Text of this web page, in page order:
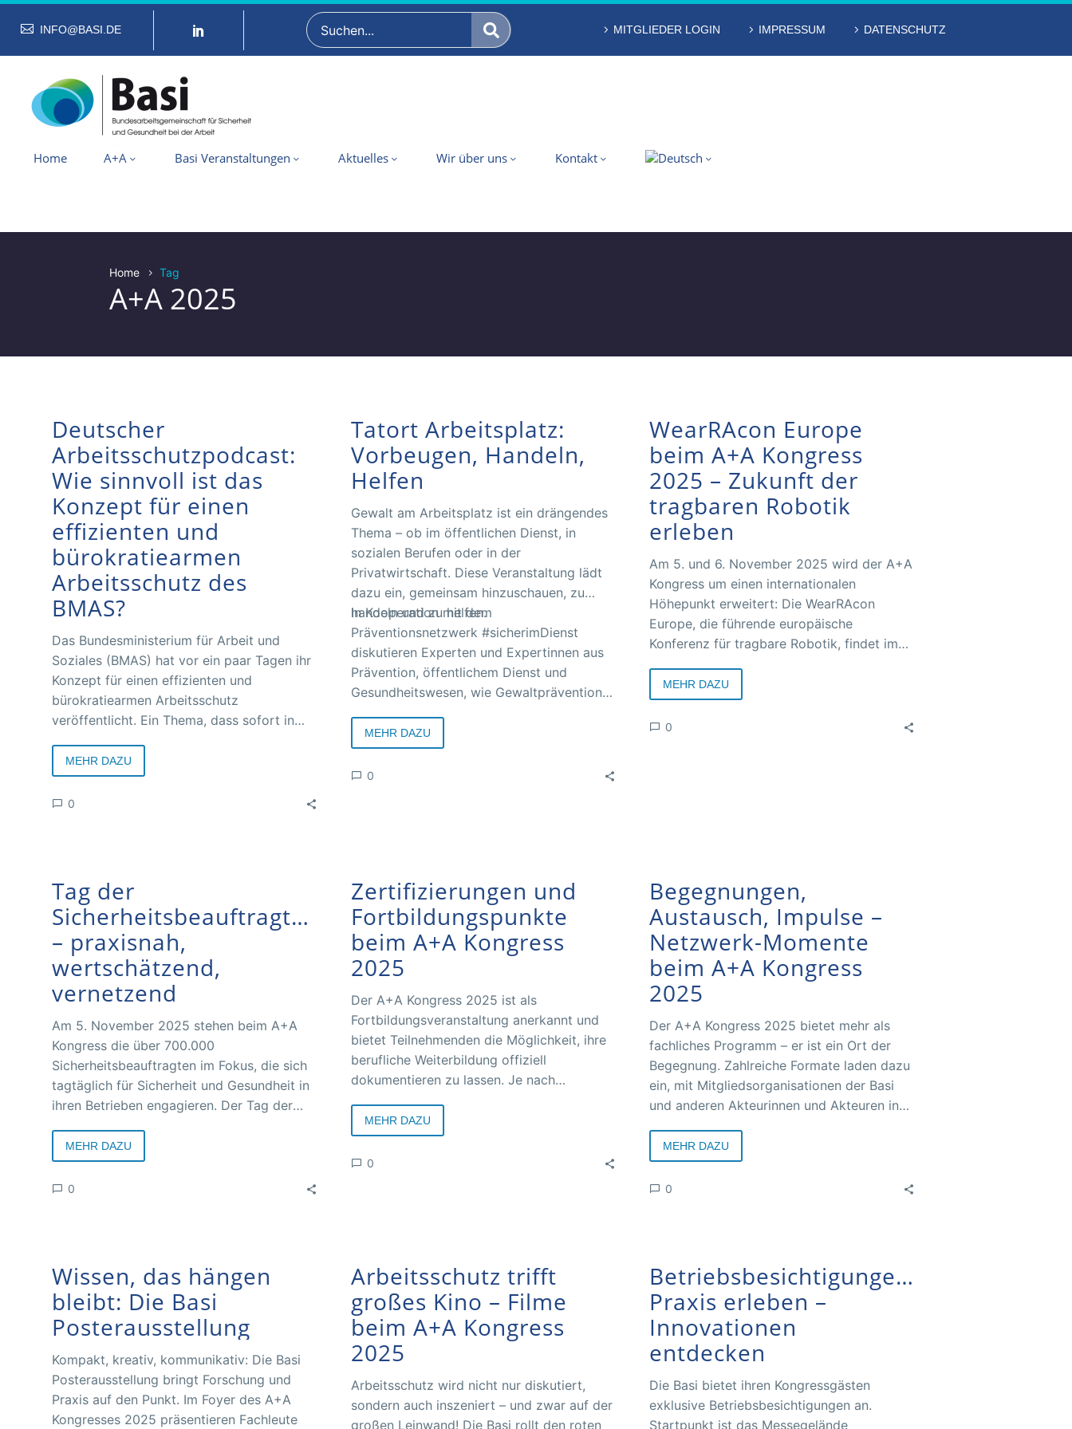
INFO@BASI.DE MITGLIEDER LOGIN IMPRESSUM DATENSCHUTZ
Home A+A Basi Veranstaltungen Aktuelles Wir über uns Kontakt
Home Tag
A+A 2025
Deutscher
Arbeitsschutzpodcast:
Wie sinnvoll ist das
Konzept für einen
effizienten und
bürokratiearmen
Arbeitsschutz des
BMAS?
Das Bundesministerium für Arbeit und
Soziales (BMAS) hat vor ein paar Tagen ihr
Konzept für einen effizienten und
bürokratiearmen Arbeitsschutz
veröffentlicht. Ein Thema, dass sofort in
Abschaffung der Verpflichtung von
Sicherheitsbeauftragten für KMU mit
weniger als 50 Beschäftigten. Allerdings
MEHR DAZU
0
Tatort Arbeitsplatz:
Vorbeugen, Handeln,
Helfen
Gewalt am Arbeitsplatz ist ein drängendes
Thema – ob im öffentlichen Dienst, in
sozialen Berufen oder in der
Privatwirtschaft. Diese Veranstaltung lädt
dazu ein, gemeinsam hinzuschauen, zu
handeln und zu helfen.
In Kooperation mit dem
Präventionsnetzwerk #sicherimDienst
diskutieren Experten und Expertinnen aus
Prävention, öffentlichem Dienst und
Gesundheitswesen, wie Gewaltprävention
MEHR DAZU
0
WearRAcon Europe
beim A+A Kongress
2025 – Zukunft der
tragbaren Robotik
erleben
Am 5. und 6. November 2025 wird der A+A
Kongress um einen internationalen
Höhepunkt erweitert: Die WearRAcon
Europe, die führende europäische
Konferenz für tragbare Robotik, findet im
Rahmenprogramm der A+A.
MEHR DAZU
0
Tag der
Sicherheitsbeauftragten
– praxisnah,
wertschätzend,
vernetzend
Am 5. November 2025 stehen beim A+A
Kongress die über 700.000
Sicherheitsbeauftragten im Fokus, die sich
tagtäglich für Sicherheit und Gesundheit in
ihren Betrieben engagieren. Der Tag der
maßgeschneidertes Programm mit
aktuellen Themen, praxisnahen Impulsen
und viel Raum für Austausch.
MEHR DAZU
0
Zertifizierungen und
Fortbildungspunkte
beim A+A Kongress
2025
Der A+A Kongress 2025 ist als
Fortbildungsveranstaltung anerkannt und
bietet Teilnehmenden die Möglichkeit, ihre
berufliche Weiterbildung offiziell
dokumentieren zu lassen. Je nach
können Zertifizierungspunkte für die
Teilnahme angerechnet werden.
MEHR DAZU
0
Begegnungen,
Austausch, Impulse –
Netzwerk-Momente
beim A+A Kongress
2025
Der A+A Kongress 2025 bietet mehr als
fachliches Programm – er ist ein Ort der
Begegnung. Zahlreiche Formate laden dazu
ein, mit Mitgliedsorganisationen der Basi
und anderen Akteurinnen und Akteuren ins
und gemeinsam neue Ideen für Sicherheit
und Gesundheit bei der Arbeit zu
entwickeln.
MEHR DAZU
0
Wissen, das hängen
bleibt: Die Basi
Posterausstellung
Kompakt, kreativ, kommunikativ: Die Basi
Posterausstellung bringt Forschung und
Praxis auf den Punkt. Im Foyer des A+A
Kongresses 2025 präsentieren Fachleute
Arbeitsschutz trifft
großes Kino – Filme
beim A+A Kongress
2025
Arbeitsschutz wird nicht nur diskutiert,
sondern auch inszeniert – und zwar auf der
großen Leinwand! Die Basi rollt den roten
Betriebsbesichtigungen:
Praxis erleben –
Innovationen
entdecken
Die Basi bietet ihren Kongressgästen
exklusive Betriebsbesichtigungen an.
Startpunkt ist das Messegelände